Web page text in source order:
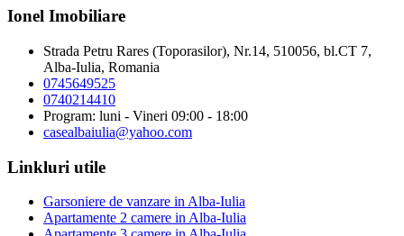
Ionel Imobiliare
Strada Petru Rares (Toporasilor), Nr.14, 510056, bl.CT 7,
Alba-Iulia, Romania
0745649525
0740214410
Program: luni - Vineri 09:00 - 18:00
casealbaiulia@yahoo.com
Linkluri utile
Garsoniere de vanzare in Alba-Iulia
Apartamente 2 camere in Alba-Iulia